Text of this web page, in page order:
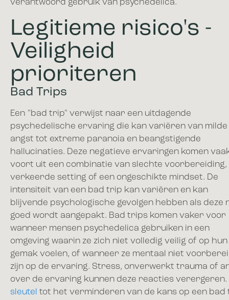
verantwoord gebruik van psychedelica.
Legitieme risico's -
Veiligheid
prioriteren
Bad Trips
Een "bad trip" verwijst naar een uitdagende
psychedelische ervaring die kan variëren van milde
angst tot extreme paranoia en beangstigende
hallucinaties. Deze negatieve ervaringen komen
voort uit een combinatie van slechte voorbereiding,
verkeerde setting of een ongeschikte mindset. De
intensiteit van een bad trip kan variëren en kan
blijvende psychologische gevolgen hebben als deze
goed wordt aangepakt. Bad trips komen vaker voor
wanneer mensen psychedelica gebruiken in een
omgeving waarin ze zich niet volledig veilig of op hun
gemak voelen, of wanneer ze mentaal niet
zijn op de ervaring. Stress, onverwerkt trauma of
over de ervaring kunnen deze reacties verergeren.
sleutel tot het verminderen van de kans op een bad